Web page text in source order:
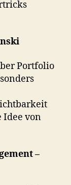
Portfolio
Idee von
–